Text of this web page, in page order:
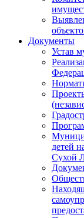
Документы
Устав
детей
Сухой